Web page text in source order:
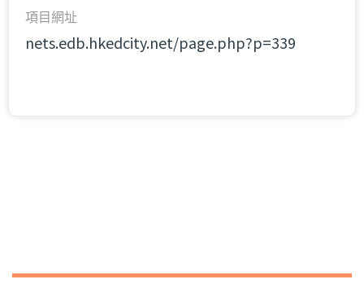
項目網址
nets.edb.hkedcity.net/page.php?p=339